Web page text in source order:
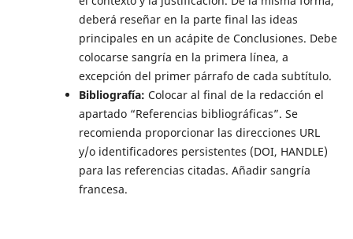
deberá reseñar en la parte final las ideas
principales en un acápite de Conclusiones. Debe
colocarse sangría en la primera línea, a
excepción del primer párrafo de cada subtítulo.
Bibliografía: Colocar al final de la redacción el
apartado “Referencias bibliográficas”. Se
recomienda proporcionar las direcciones URL
y/o identificadores persistentes (DOI, HANDLE)
para las referencias citadas. Añadir sangría
francesa.